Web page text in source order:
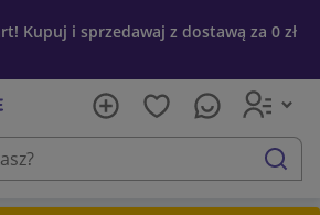
Kupuj i sprzedawaj z dostawą za 0 zł
szukaj